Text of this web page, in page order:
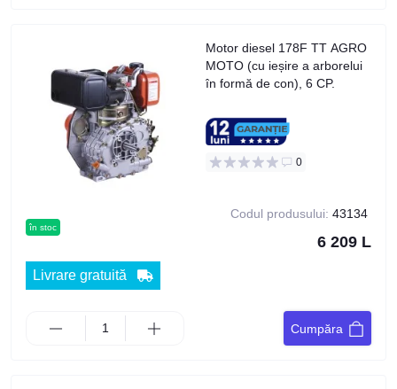
în stoc
Motor diesel 178F TT AGRO
MOTO (cu ieșire a arborelui
în formă de con), 6 CP.
0
Codul produsului: 43134
6 209 L
Livrare gratuită
Cumpăra